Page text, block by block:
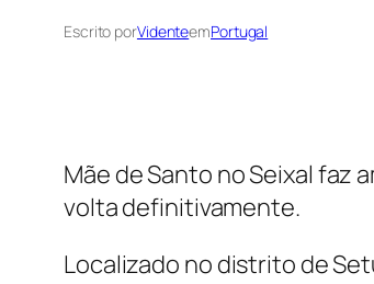
Escrito porVidenteemPortugal
Mãe de Santo no Seixal faz
volta definitivamente.
Localizado no distrito de